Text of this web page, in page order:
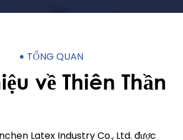
TỔNG QUAN
về Thiên Thần
Latex Industry Co., Ltd. được